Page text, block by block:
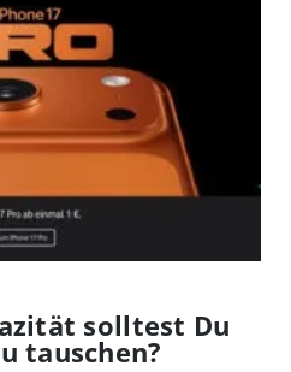
solltest Du
tauschen?